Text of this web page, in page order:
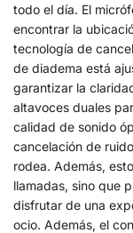
todo el día. El
encontrar la
tecnología de
de diadema está
garantizar la
altavoces duales
calidad de sonido
cancelación de
rodea. Además,
llamadas, sino que
disfrutar de una
ocio. Además, el